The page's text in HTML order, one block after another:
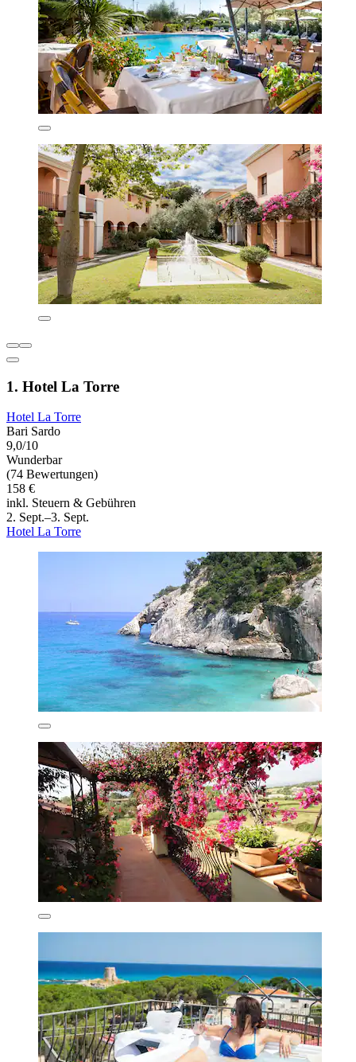
1. Hotel La Torre
Hotel La Torre
Bari Sardo
9,0/10
Wunderbar
(74 Bewertungen)
158 €
inkl. Steuern & Gebühren
2. Sept.–3. Sept.
Hotel La Torre